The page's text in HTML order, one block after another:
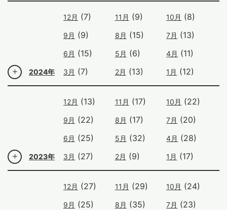
2024年
12月 (7) 11月 (9) 10月 (8)
9月 (9) 8月 (15) 7月 (13)
6月 (15) 5月 (6) 4月 (11)
3月 (7) 2月 (13) 1月 (12)
2023年
12月 (13) 11月 (17) 10月 (22)
9月 (22) 8月 (17) 7月 (20)
6月 (25) 5月 (32) 4月 (28)
3月 (27) 2月 (9) 1月 (17)
12月 (27) 11月 (29) 10月 (24)
9月 (25) 8月 (35) 7月 (23)